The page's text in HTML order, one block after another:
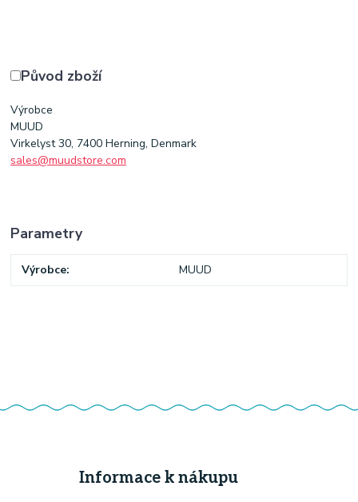
Původ zboží
Výrobce
MUUD
Virkelyst 30, 7400 Herning, Denmark
sales@muudstore.com
Parametry
Výrobce MUUD
Informace k nákupu